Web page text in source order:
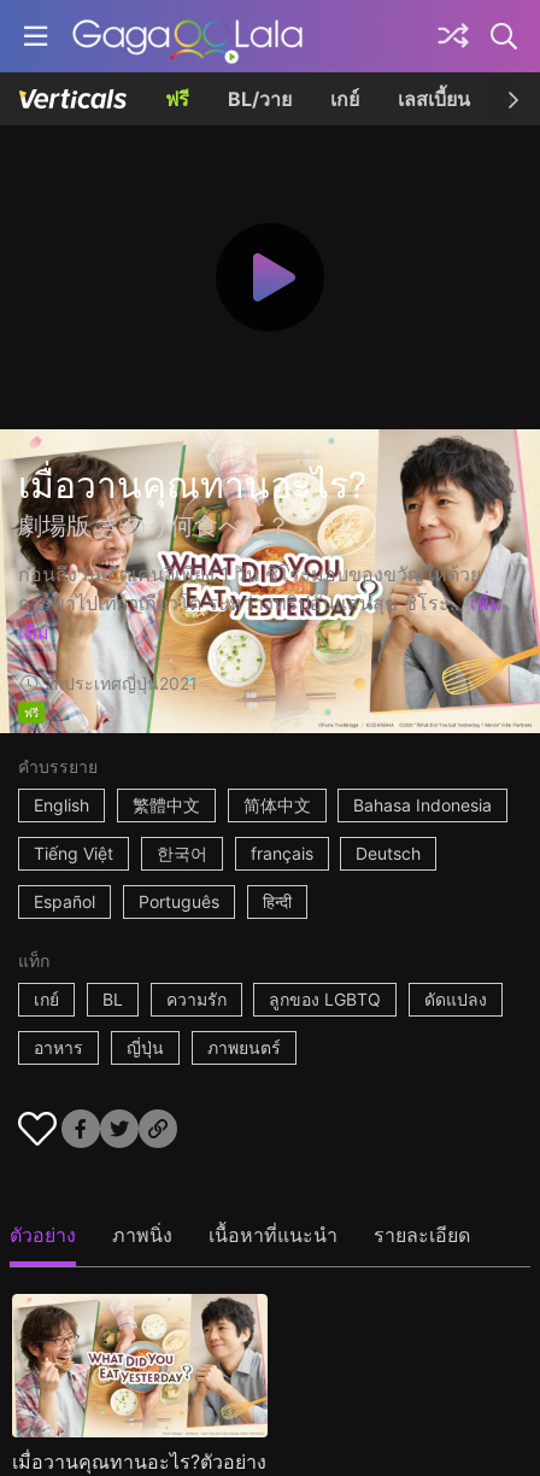
ฟรี BL/วาย เกย์ เลสเบี้ยน เค
เมื่อวานคุณทานอะไร?
劇場版 きのう何食べた？
ก่อนถึงวันเกิดเคนจิเพียง 1 วัน ชิโระมอบของขวัญให้ด้วย
การพาไปเที่ยวเกียวโต ระหว่างทริปอันแสนสุข ชิโระ... เพิ่ม
เติม
2hประเทศญี่ปุ่น2021
ฟรี
คำบรรยาย
English
繁體中文 简体中文 Bahasa Indonesia
Tiếng Việt 한국어 français Deutsch
Español Português हिन्दी
แท็ก
เกย์
BL ความรัก ลูกของ LGBTQ ดัดแปลง
อาหาร ญี่ปุ่น ภาพยนตร์
ตัวอย่าง ภาพนิ่ง เนื้อหาที่แนะนำ รายละเอียด
เมื่อวานคุณทานอะไร?ตัวอย่าง